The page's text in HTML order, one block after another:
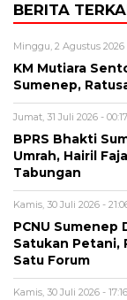
BERITA
Minggu, 2 Agustus 2026
KM Mutiara
Sumenep,
Jumat, 31 Juli 2026 -
BPRS Bhakti
Umrah, Hairil
Tabungan
Kamis, 30 Juli 2026 -
PCNU Sumenep
Satukan Petani,
Satu Forum
Kamis, 30 Juli 2026 -